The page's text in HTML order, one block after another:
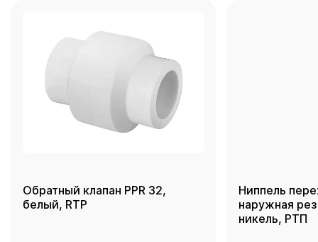
Обратный клапан PPR 32,
белый, RTP
Ниппель
наружная
никель, РТП